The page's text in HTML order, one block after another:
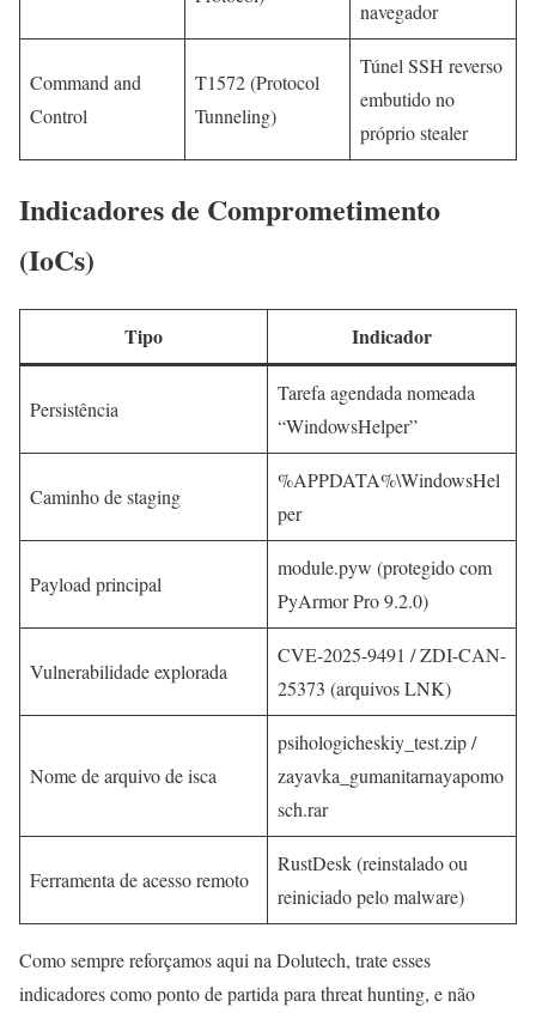
navegador
Command and
Control
T1572 (Protocol
Tunneling)
Túnel SSH reverso
embutido no
próprio stealer
Indicadores de Comprometimento
(IoCs)
Tipo Indicador
Persistência
Tarefa agendada nomeada
“WindowsHelper”
Caminho de staging
%APPDATA%\WindowsHel
per
Payload principal
module.pyw (protegido com
PyArmor Pro 9.2.0)
Vulnerabilidade explorada
CVE-2025-9491 / ZDI-CAN-
25373 (arquivos LNK)
Nome de arquivo de isca
psihologicheskiy_test.zip /
zayavka_gumanitarnayapomo
sch.rar
Ferramenta de acesso remoto
RustDesk (reinstalado ou
reiniciado pelo malware)
Como sempre reforçamos aqui na Dolutech, trate esses
indicadores como ponto de partida para threat hunting, e não